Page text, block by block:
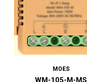
MOES
WM-105-M-MS